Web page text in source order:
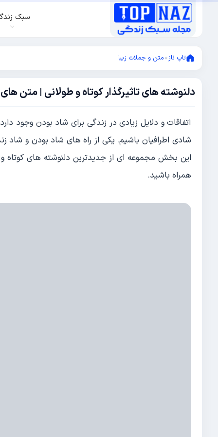
سبک
تاپ ناز» متن و جملات زیبا
دلنوشته های تاثیرگذار کوتاه و طولانی | متن
اکتبر
2023اکتبر
30,
2023
اتفاقات و دلایل زیادی در زندگی برای شاد بودن وجود
شادی اطرافیان باشیم. یکی از راه های شاد بودن و
این بخش مجموعه ای از جدیدترین دلنوشته های کوتاه و
همراه باشید.